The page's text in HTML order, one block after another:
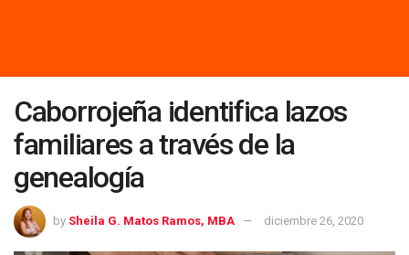
Caborrojeña identifica lazos
familiares a través de la
genealogía
by Sheila G. Matos Ramos, MBA diciembre 26, 2020